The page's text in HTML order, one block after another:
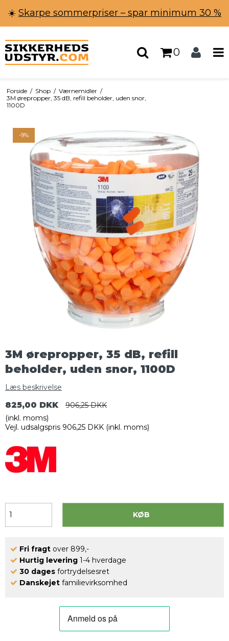
☀️ Skarpe sommerpriser – spar minimum 30 %
0
Forside / Shop / Værnemidler /
3M ørepropper, 35 dB, refill beholder, uden snor,
1100D
-9%
3M ørepropper, 35 dB, refill
beholder, uden snor, 1100D
Læs beskrivelse
825,00 DKK
906,25 DKK
(inkl. moms)
Vejl. udsalgspris 906,25 DKK (inkl. moms)
KØB
Fri fragt over 899,-
Hurtig levering 1-4 hverdage
30 dages fortrydelsesret
Danskejet familievirksomhed